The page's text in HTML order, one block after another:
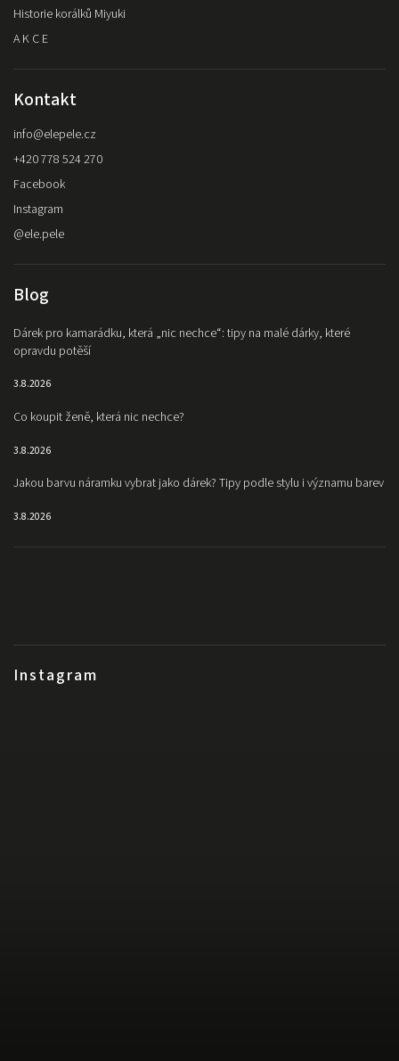
Historie korálků Miyuki
A K C E
Instagram
Kontakt
info@elepele.cz
+420 778 524 270
Facebook
Instagram
@ele.pele
Blog
Dárek pro kamarádku, která „nic nechce“: tipy na malé dárky, které
opravdu potěší
3.8.2026
Co koupit ženě, která nic nechce?
3.8.2026
Jakou barvu náramku vybrat jako dárek? Tipy podle stylu i významu barev
3.8.2026